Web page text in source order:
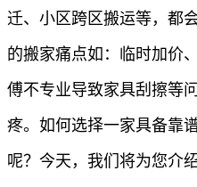
迁、小区跨区搬运等，都
的搬家痛点如：临时加价
傅不专业导致家具刮擦等
疼。如何选择一家具备靠
呢？今天，我们将为您介